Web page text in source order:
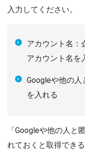
入力してください。
アカウント名：
アカウント名を
Googleや他の人
を入れる
「Googleや他の人と
れておくと取得でき